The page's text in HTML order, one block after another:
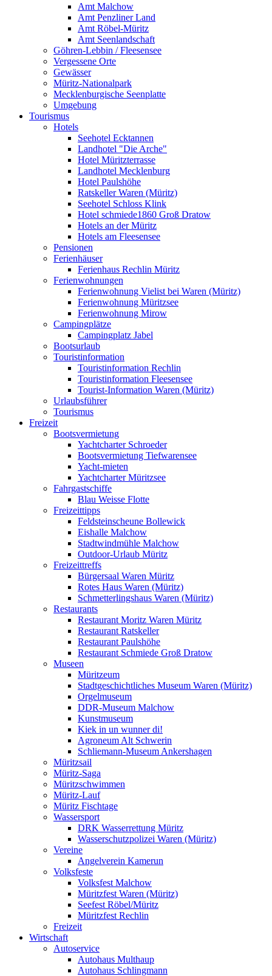
Amt Malchow
Amt Penzliner Land
Amt Röbel-Müritz
Amt Seenlandschaft
Göhren-Lebbin / Fleesensee
Vergessene Orte
Gewässer
Müritz-Nationalpark
Mecklenburgische Seenplatte
Umgebung
Tourismus
Hotels
Seehotel Ecktannen
Landhotel "Die Arche"
Hotel Müritzterrasse
Landhotel Mecklenburg
Hotel Paulshöhe
Ratskeller Waren (Müritz)
Seehotel Schloss Klink
Hotel schmiede1860 Groß Dratow
Hotels an der Müritz
Hotels am Fleesensee
Pensionen
Ferienhäuser
Ferienhaus Rechlin Müritz
Ferienwohnungen
Ferienwohnung Vielist bei Waren (Müritz)
Ferienwohnung Müritzsee
Ferienwohnung Mirow
Campingplätze
Campingplatz Jabel
Bootsurlaub
Touristinformation
Touristinformation Rechlin
Touristinformation Fleesensee
Tourist-Information Waren (Müritz)
Urlaubsführer
Tourismus
Freizeit
Bootsvermietung
Yachtcharter Schroeder
Bootsvermietung Tiefwarensee
Yacht-mieten
Yachtcharter Müritzsee
Fahrgastschiffe
Blau Weisse Flotte
Freizeittipps
Feldsteinscheune Bollewick
Eishalle Malchow
Stadtwindmühle Malchow
Outdoor-Urlaub Müritz
Freizeittreffs
Bürgersaal Waren Müritz
Rotes Haus Waren (Müritz)
Schmetterlingshaus Waren (Müritz)
Restaurants
Restaurant Moritz Waren Müritz
Restaurant Ratskeller
Restaurant Paulshöhe
Restaurant Schmiede Groß Dratow
Museen
Müritzeum
Stadtgeschichtliches Museum Waren (Müritz)
Orgelmuseum
DDR-Museum Malchow
Kunstmuseum
Kiek in un wunner di!
Agroneum Alt Schwerin
Schliemann-Museum Ankershagen
Müritzsail
Müritz-Saga
Müritzschwimmen
Müritz-Lauf
Müritz Fischtage
Wassersport
DRK Wasserrettung Müritz
Wasserschutzpolizei Waren (Müritz)
Vereine
Angelverein Kamerun
Volksfeste
Volksfest Malchow
Müritzfest Waren (Müritz)
Seefest Röbel/Müritz
Müritzfest Rechlin
Freizeit
Wirtschaft
Autoservice
Autohaus Multhaup
Autohaus Schlingmann